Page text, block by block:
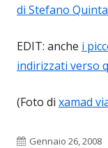
di Stefano
EDIT: anche i
indirizzati verso
(Foto di xamad
Pubblicato
Gennaio 26, 2008